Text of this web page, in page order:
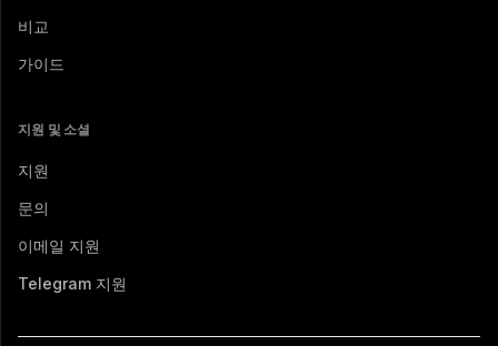
비교
가이드
지원 및 소셜
지원
문의
이메일 지원
Telegram 지원